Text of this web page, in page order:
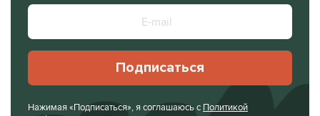
Подписаться
Нажимая «Подписаться», я соглашаюсь с Политикой